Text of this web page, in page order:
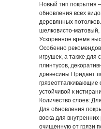
Новый тип покрытия
обновления всех
деревянных
шелковисто-матовый,
Ускоренное время
Особенно
игрушек, а также для
плинтусов,
древесины Придает
грязеотталкивающие
устойчивой к
Количество слоев:
Для обновления
воска для
очищенную от грязи